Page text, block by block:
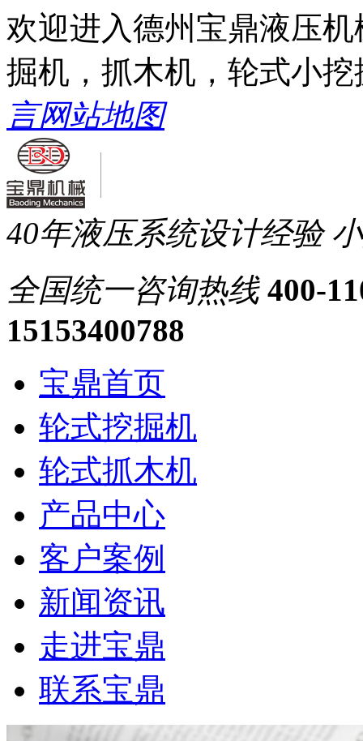
欢迎进入德州宝鼎液压
掘机，抓木机，轮式小
言网站地图
40年液压系统设计经验
全国统一咨询热线 400-
15153400788
宝鼎首页
轮式挖掘机
轮式抓木机
产品中心
客户案例
新闻资讯
走进宝鼎
联系宝鼎